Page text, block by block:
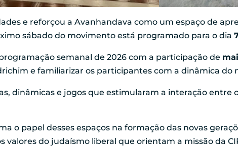
e reforçou a Avanhandava como um espaço de
sábado do movimento está programado para o dia
semanal de 2026 com a participação de
e familiarizar os participantes com a dinâmica do
dinâmicas e jogos que estimularam a interação entre
o papel desses espaços na formação das novas
do judaísmo liberal que orientam a missão da